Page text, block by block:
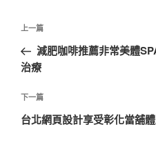
文
導
覽
上
一
篇
章
上一篇
減肥咖啡推薦非常美體
治療
下
一
下一篇
台北網頁設計享受彰化當舖